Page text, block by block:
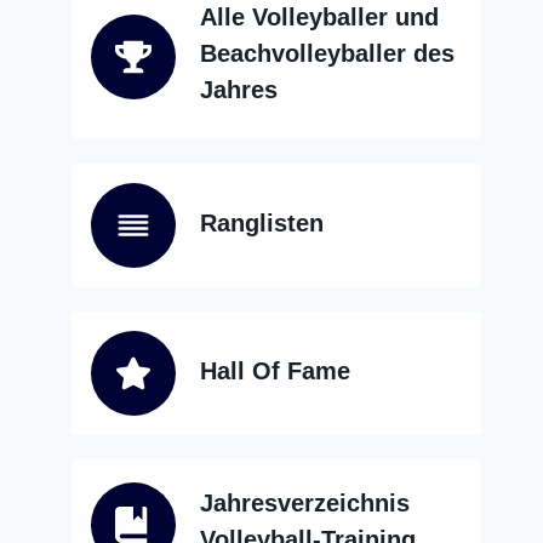
Alle Volleyballer und
Beachvolleyballer des
Jahres
Ranglisten
Hall Of Fame
Jahresverzeichnis